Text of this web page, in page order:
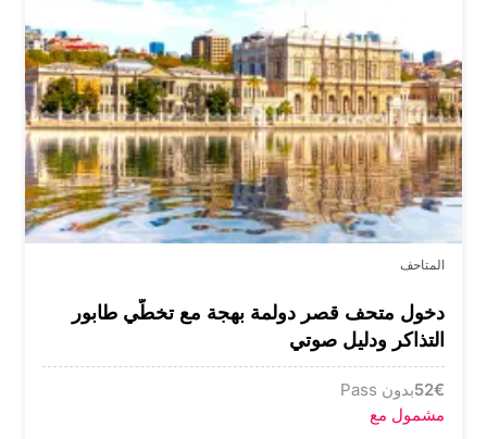
المتاحف
دخول متحف قصر دولمة بهجة مع تخطّي طابور
التذاكر ودليل صوتي
€
52بدون Pass
مشمول مع